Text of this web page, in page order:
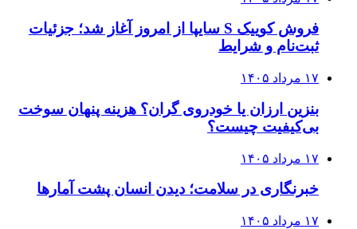
فروش کوییک S سایپا از امروز آغاز شد؛ جزئیات
ثبت‌نام و شرایط
۱۷ مرداد ۱۴۰۵
بنزین ارزان یا خودروی گران؟ هزینه پنهان سوخت
بی‌کیفیت چیست؟
۱۷ مرداد ۱۴۰۵
خبرنگاری در سلامت؛ دیدن انسان پشت آمارها
۱۷ مرداد ۱۴۰۵